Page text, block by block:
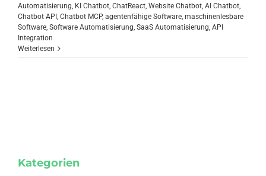
Automatisierung, KI Chatbot, ChatReact, Website Chatbot, AI Chatbot,
Chatbot API, Chatbot MCP, agentenfähige Software, maschinenlesbare
Software, Software Automatisierung, SaaS Automatisierung, API
Integration
Weiterlesen
Kategorien